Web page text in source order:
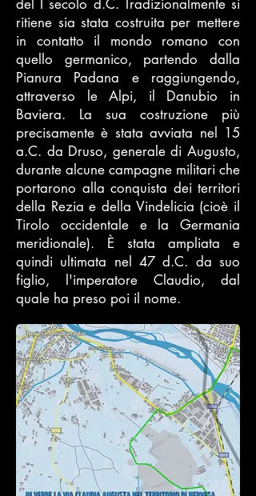
del I secolo d.C. Tradizionalmente si
ritiene sia stata costruita per mettere
in contatto il mondo romano con
quello germanico, partendo dalla
Pianura Padana e raggiungendo,
attraverso le Alpi, il Danubio in
Baviera. La sua costruzione più
precisamente è stata avviata nel 15
a.C. da Druso, generale di Augusto,
durante alcune campagne militari che
portarono alla conquista dei territori
della Rezia e della Vindelicia (cioè il
Tirolo occidentale e la Germania
meridionale). È stata ampliata e
quindi ultimata nel 47 d.C. da suo
figlio, l'imperatore Claudio, dal
quale ha preso poi il nome.